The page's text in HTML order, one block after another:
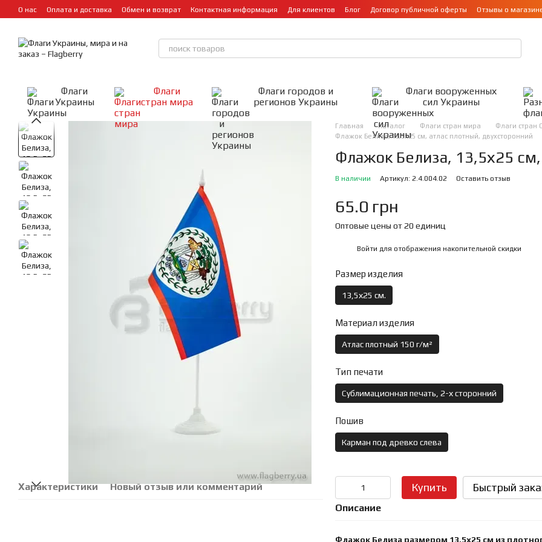
Перейти к основному контенту
О нас Оплата и доставка Обмен и возврат Контактная информация Для клиентов Блог Договор публичной оферты Отзывы о
Флаги
Украины
Флаги
стран мира
Флаги городов и
регионов Украины
Флаги вооруженных
сил Украины
Характеристики Новый отзыв или комментарий
Главная Каталог Флаги стран мира
Флаги стран
Флажок Белиза, 13,5х25 см, атлас плотный, двухсторонний
Флажок Белиза, 13,5х25
В наличии Артикул: 2.4.004.02 Оставить отзыв
65.0 грн
Оптовые цены от 20 единиц
Войти для отображения накопительной скидки
Размер изделия
13,5х25 см.
Материал изделия
Атлас плотный 150 г/м²
Тип печати
Сублимационная печать, 2-х сторонний
Пошив
Карман под древко слева
Купить Быстрый
Описание
Флажок Белиза размером 13,5х25 см из